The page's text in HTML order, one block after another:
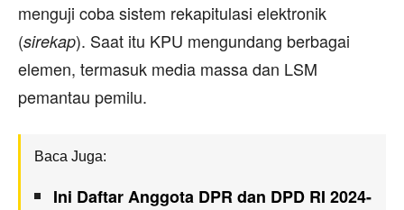
menguji coba sistem rekapitulasi elektronik
(sirekap). Saat itu KPU mengundang berbagai
elemen, termasuk media massa dan LSM
pemantau pemilu.
Baca Juga:
Ini Daftar Anggota DPR dan DPD RI 2024-